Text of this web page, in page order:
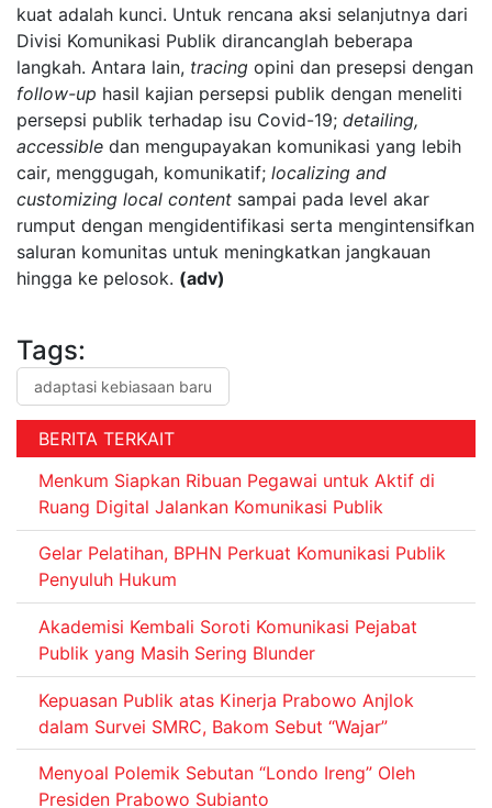
kuat adalah kunci. Untuk rencana aksi selanjutnya dari
Divisi Komunikasi Publik dirancanglah beberapa
langkah. Antara lain, tracing opini dan presepsi dengan
follow-up hasil kajian persepsi publik dengan meneliti
persepsi publik terhadap isu Covid-19; detailing,
accessible dan mengupayakan komunikasi yang lebih
cair, menggugah, komunikatif; localizing and
customizing local content sampai pada level akar
rumput dengan mengidentifikasi serta mengintensifkan
saluran komunitas untuk meningkatkan jangkauan
hingga ke pelosok. (adv)
Tags:
adaptasi kebiasaan baru
BERITA TERKAIT
Menkum Siapkan Ribuan Pegawai untuk Aktif di
Ruang Digital Jalankan Komunikasi Publik
Gelar Pelatihan, BPHN Perkuat Komunikasi Publik
Penyuluh Hukum
Akademisi Kembali Soroti Komunikasi Pejabat
Publik yang Masih Sering Blunder
Kepuasan Publik atas Kinerja Prabowo Anjlok
dalam Survei SMRC, Bakom Sebut “Wajar”
Menyoal Polemik Sebutan “Londo Ireng” Oleh
Presiden Prabowo Subianto